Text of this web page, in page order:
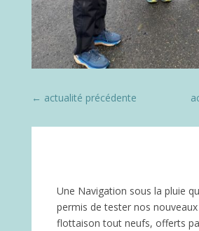
← actualité précédente
Une Navigation sous la pluie
permis de tester nos
flottaison tout neufs, offerts